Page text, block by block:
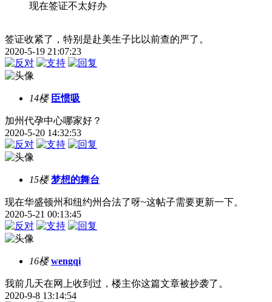
现在签证不太好办
签证收紧了，特别是赴美生子比以前查的严了。
2020-5-19 21:07:23
14楼 臣惯吸
加州代孕中心哪家好？
2020-5-20 14:32:53
15楼 梦想的舞台
现在华盛顿州和纽约州合法了呀~这帖子需要更新一下。
2020-5-21 00:13:45
16楼 wengqi
我前几天在网上收到过，楼主你这篇文章被抄袭了。
2020-9-8 13:14:54